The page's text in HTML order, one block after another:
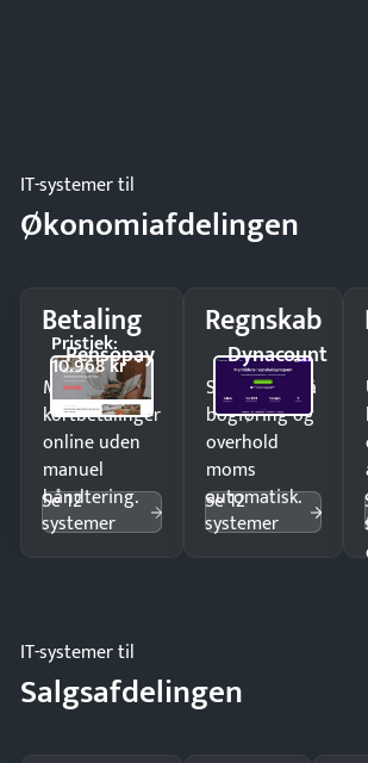
IT-systemer til
Økonomiafdelingen
Betaling
Pensopay
Pristjek:
10.968 kr
Modtag
kortbetalinger
online uden
manuel
håndtering.
Se 12
systemer
Regnskab
Dynacount
Spar timer på
bogføring og
overhold
moms
automatisk.
Se 12
systemer
IT-systemer til
Salgsafdelingen